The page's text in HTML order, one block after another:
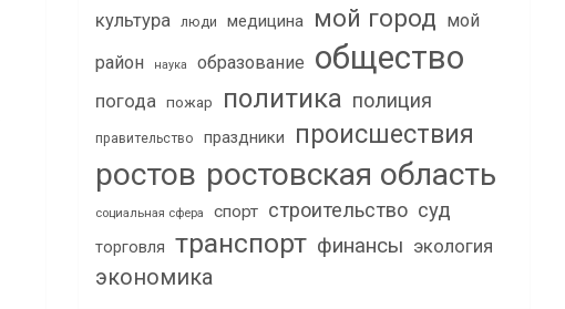
культура люди медицина мой город мой
район
наука образование общество
погода пожар политика полиция
правительство праздники происшествия
ростов ростовская область
социальная сфера спорт строительство суд
торговля транспорт финансы экология
экономика